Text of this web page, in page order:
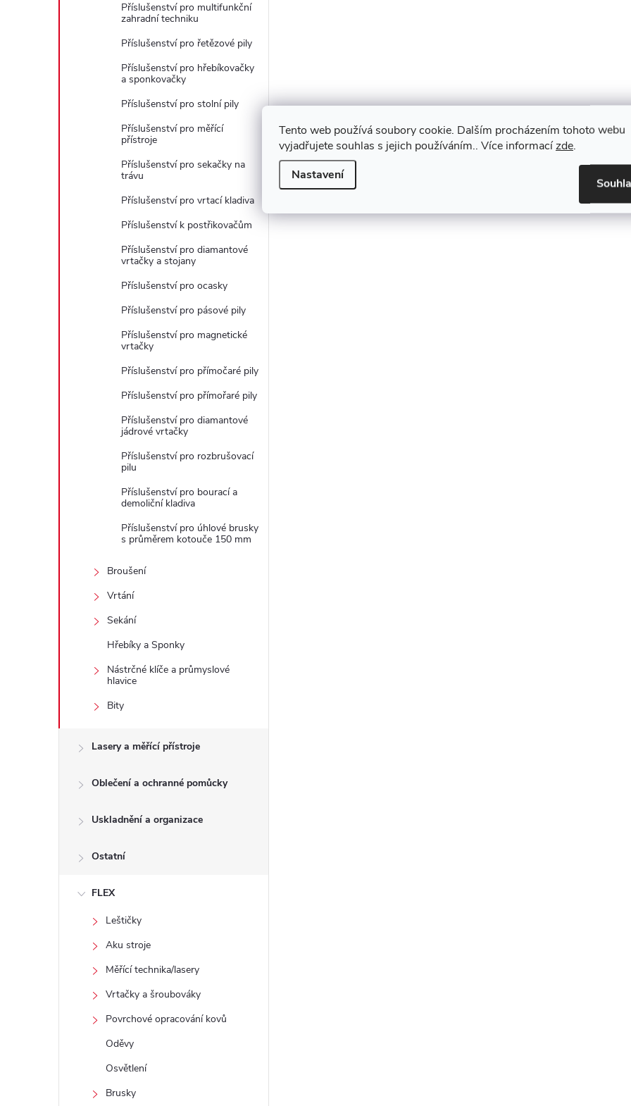
Tento web používá soubory cookie. Dalším procházením tohoto webu
vyjadřujete souhlas s jejich používáním.. Více informacízde.
Nastavení
Příslušenství pro multifunkční
zahradní techniku
Příslušenství pro řetězové pily
Příslušenství pro hřebíkovačky
a sponkovačky
Příslušenství pro stolní pily
Příslušenství pro měřící
přístroje
Příslušenství pro sekačky na
trávu
Příslušenství pro vrtací kladiva
Příslušenství k postřikovačům
Příslušenství pro diamantové
vrtačky a stojany
Příslušenství pro ocasky
Příslušenství pro pásové pily
Příslušenství pro magnetické
vrtačky
Příslušenství pro přímočaré pily
Příslušenství pro přímořaré pily
Příslušenství pro diamantové
jádrové vrtačky
Příslušenství pro rozbrušovací
pilu
Příslušenství pro bourací a
demoliční kladiva
Příslušenství pro úhlové brusky
s průměrem kotouče 150 mm
Broušení
Vrtání
Sekání
Hřebíky a Sponky
Nástrčné klíče a průmyslové
hlavice
Bity
Lasery a měřící přístroje
Oblečení a ochranné pomůcky
Uskladnění a organizace
Ostatní
FLEX
Leštičky
Aku stroje
Měřící technika/lasery
Vrtačky a šroubováky
Povrchové opracování kovů
Oděvy
Osvětlení
Brusky